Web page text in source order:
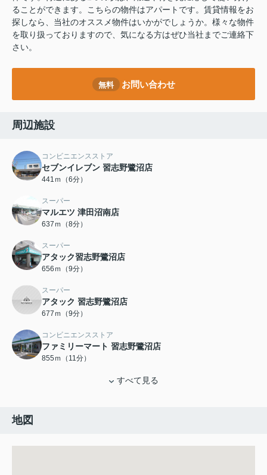
ることができます。こちらの物件はアパートです。賃貸情報をお
探しなら、当社のオススメ物件はいかがでしょうか。様々な物件
を取り扱っておりますので、気になる方はぜひ当社までご連絡下
さい。
無料 お問い合わせ
周辺施設
コンビニエンスストア
セブンイレブン 習志野鷺沼店
441ｍ（6分）
スーパー
マルエツ 津田沼南店
637ｍ（8分）
スーパー
アタック習志野鷺沼店
656ｍ（9分）
スーパー
アタック 習志野鷺沼店
677ｍ（9分）
コンビニエンスストア
ファミリーマート 習志野鷺沼店
855ｍ（11分）
すべて見る
地図